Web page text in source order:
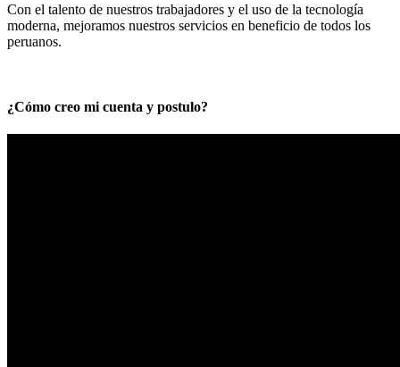
Con el talento de nuestros trabajadores y el uso de la tecnología
moderna, mejoramos nuestros servicios en beneficio de todos los
peruanos.
¿Cómo creo mi cuenta y postulo?